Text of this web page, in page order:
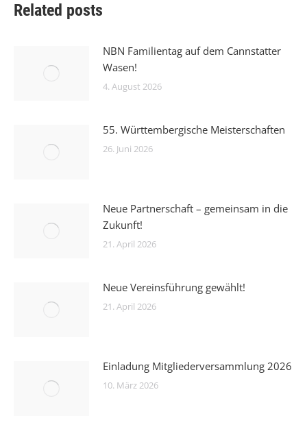
Related posts
NBN Familientag auf dem Cannstatter
Wasen!
4. August 2026
55. Württembergische Meisterschaften
26. Juni 2026
Neue Partnerschaft – gemeinsam in die
Zukunft!
21. April 2026
Neue Vereinsführung gewählt!
21. April 2026
Einladung Mitgliederversammlung 2026
10. März 2026